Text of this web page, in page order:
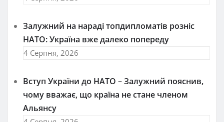
Залужний на нараді топдипломатів розніс
НАТО: Україна вже далеко попереду
4 Серпня, 2026
Вступ України до НАТО – Залужний пояснив,
чому вважає, що країна не стане членом
Альянсу